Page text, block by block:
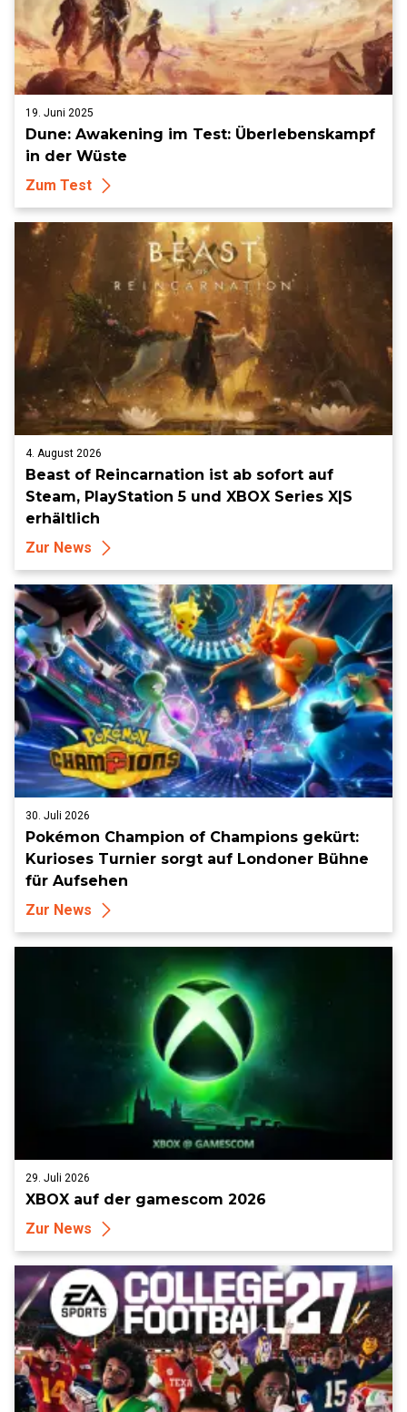
19. Juni 2025
Dune: Awakening im Test: Überlebenskampf
in der Wüste
Zum Test
4. August 2026
Beast of Reincarnation ist ab sofort auf
Steam, PlayStation 5 und XBOX Series X|S
erhältlich
Zur News
30. Juli 2026
Pokémon Champion of Champions gekürt:
Kurioses Turnier sorgt auf Londoner Bühne
für Aufsehen
Zur News
29. Juli 2026
XBOX auf der gamescom 2026
Zur News